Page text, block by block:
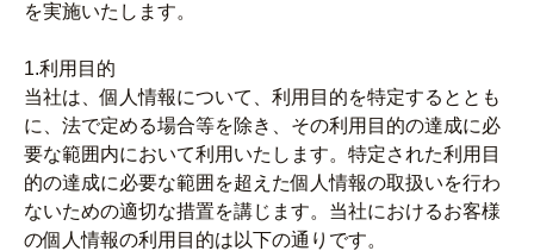
を実施いたします。
1.利用目的
当社は、個人情報について、利用目的を特定するととも
に、法で定める場合等を除き、その利用目的の達成に必
要な範囲内において利用いたします。特定された利用目
的の達成に必要な範囲を超えた個人情報の取扱いを行わ
ないための適切な措置を講じます。当社におけるお客様
の個人情報の利用目的は以下の通りです。